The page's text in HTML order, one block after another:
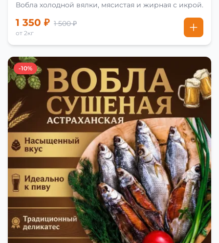
Вобла холодной вялки, мясистая и жирная с икрой.
1 350 ₽ 1 500 ₽
от 2кг
-10%